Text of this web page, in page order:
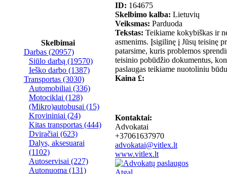
Skelbimai
Darbas (20957)
Siūlo darbą (19570)
Ieško darbo (1387)
Transportas (3030)
Automobiliai (336)
Motociklai (128)
(Mikro)autobusai (15)
Krovininiai (24)
Kitas transportas (444)
Dviračiai (623)
Dalys, aksesuarai
(1102)
Autoservisai (227)
Autonuoma (131)
ID: 164675
Skelbimo kalba: Lietuvių
Veiksmas: Parduoda
Tekstas: Teikiame kokybiškas ir
asmenims. Įsigilinę į Jūsų teisinę
patarsime, kuris problemos
teisinio pobūdžio dokumentus,
paslaugas teikiame nuotoliniu
Kaina £:
Kontaktai:
Advokatai
+37061637970
advokatai@vitlex.lt
www.vitlex.lt
Atgal